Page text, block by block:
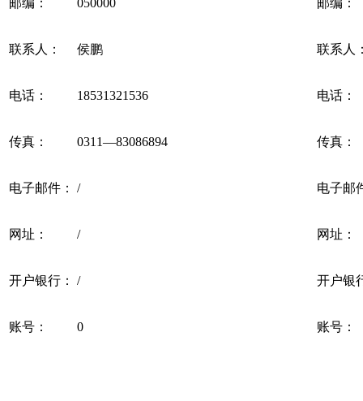
邮编： 050000 邮编：
联系人： 侯鹏 联系人
电话： 18531321536 电话：
传真： 0311—83086894 传真：
电子邮件： / 电子邮
网址： / 网址：
开户银行： / 开户银
账号： 0 账号：